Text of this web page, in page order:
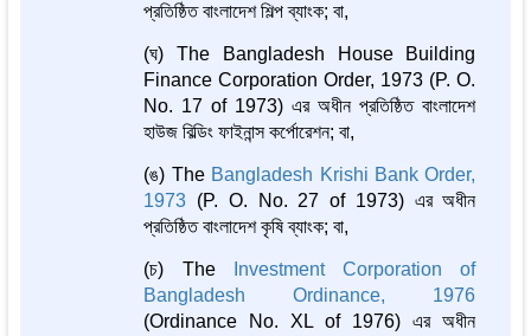
প্রতিষ্ঠিত বাংলাদেশ শিল্প ব্যাংক; বা,
(ঘ) The Bangladesh House Building
Finance Corporation Order, 1973 (P. O.
No. 17 of 1973) এর অধীন প্রতিষ্ঠিত বাংলাদেশ
হাউজ বিল্ডিং ফাইনান্স কর্পোরেশন; বা,
(ঙ) The Bangladesh Krishi Bank Order,
1973 (P. O. No. 27 of 1973) এর অধীন
প্রতিষ্ঠিত বাংলাদেশ কৃষি ব্যাংক; বা,
(চ) The
Investment Corporation of
Bangladesh Ordinance, 1976
(Ordinance No. XL of 1976) এর অধীন